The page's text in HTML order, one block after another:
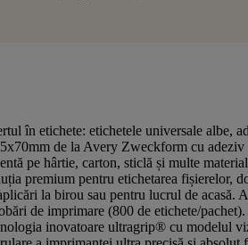
în etichete: etichetele universale albe,
de la Avery Zweckform cu adeziv
pe hârtie, carton, sticlă și multe
premium pentru etichetarea fișierelor,
la birou sau pentru lucrul de acasă.
de imprimare (800 de etichete/
inovatoare ultragrip® cu modelul